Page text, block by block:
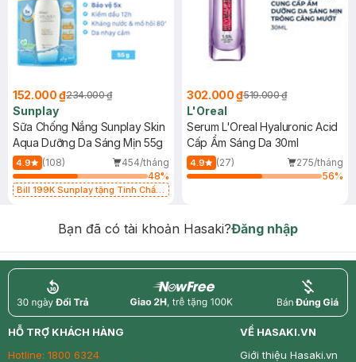
152.000 ₫234.000 ₫
Sunplay
Sữa Chống Nắng Sunplay Skin
Aqua Dưỡng Da Sáng Mịn 55g
4.9 (108)
454/tháng
48%
Bill 199K Sunplay tặng Tinh Chất
302.000 ₫519.000 ₫
L'Oreal
Serum L'Oreal Hyaluronic Acid
Cấp Ẩm Sáng Da 30ml
4.9 (27)
275/tháng
56%
Bạn đã có tài khoản Hasaki?Đăng nhập
return nowfree price
HỖ TRỢ KHÁCH HÀNG
Hotline: 1800 6324
VỀ HASAKI.VN
Giới thiệu Hasaki.vn